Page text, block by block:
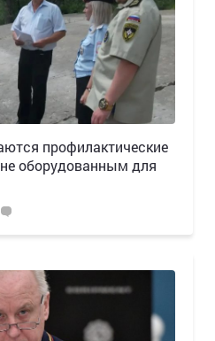
профилактические
оборудованным для